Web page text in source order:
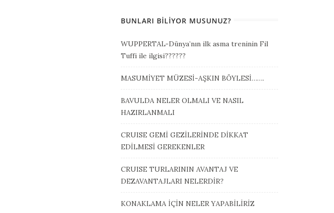
BUNLARI BILIYOR MUSUNUZ?
WUPPERTAL-Dünya’nın ilk asma treninin Fil
Tuffi ile ilgisi??????
MASUMİYET MÜZESİ-AŞKIN BÖYLESİ…….
BAVULDA NELER OLMALI VE NASIL
HAZIRLANMALI
CRUISE GEMİ GEZİLERİNDE DİKKAT
EDİLMESİ GEREKENLER
CRUISE TURLARININ AVANTAJ VE
DEZAVANTAJLARI NELERDİR?
KONAKLAMA İÇİN NELER YAPABİLİRİZ